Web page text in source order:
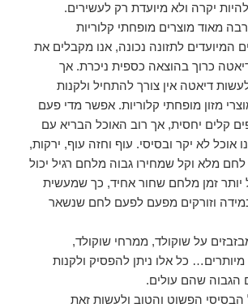
יקרה ולא מיועדת רק לעשירים.
מאוד מוצרים מופחתי קלוריות
המיועדים לתזונה נכונה, אנו מקבלים את
כרוך בהוצאה כספית ניכרת. אך
דיאטה אין צורך להתחיל ולקנות
מזון מופחתי קלוריות. אפשר מדי פעם
קלים יחסית, אך רוב האוכל הבריא עם
אוכל לא יקר ובסיסי. עוף וחזה עוף, ירקות,
לחם מלא וקל שמחירו גבוה מלחם רגיל יכול
יותר זמן מלחם שחור אחיד, כך שמעשית
וזורקים מפעם לפעם לחם שנשאר
על שוקולד, ממרחי שוקולד,
כל אלו ניתן להפסיק ולקנות
הגבוה שהם עולים.
הבסיסי הפשוט והטוב ולעשות זאת